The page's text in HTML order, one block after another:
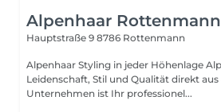
Alpenhaar Rottenmann
Hauptstraße 9 8786 Rottenmann
Alpenhaar Styling in jeder Höhenlage Alpenhaar steht für
Leidenschaft, Stil und Qualität direkt aus den Bergen. Das
Unternehmen ist Ihr professionel...